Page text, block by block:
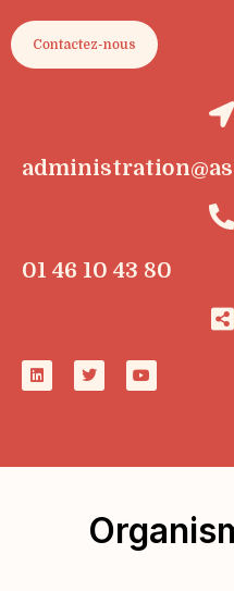
Contactez-nous
01 46 10 43 80